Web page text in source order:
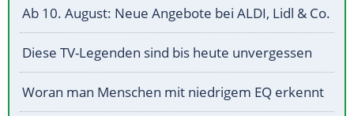
Ab 10. August: Neue Angebote bei ALDI, Lidl & Co.
Diese TV-Legenden sind bis heute unvergessen
Woran man Menschen mit niedrigem EQ erkennt